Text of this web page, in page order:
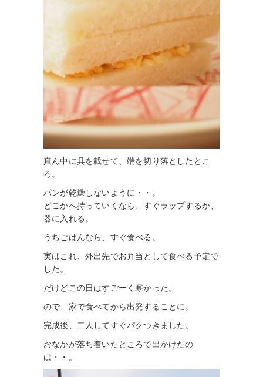
真ん中に具を載せて、端を切り落としたとこ
ろ。
パンが乾燥しないように・・。
どこかへ持っていくなら、すぐラップするか、
器に入れる。
うちごはんなら、すぐ食べる。
実はこれ、外出先でお弁当として食べる予定で
した。
だけどこの日はすごーく寒かった。
ので、家で食べてから出発することに。
完成後、二人してすぐパクつきました。
おなかが落ち着いたところで出かけたの
は・・。